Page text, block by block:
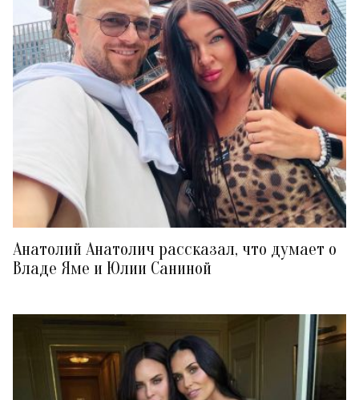
Анатолий Анатолич рассказал, что думает о
Владе Яме и Юлии Саниной